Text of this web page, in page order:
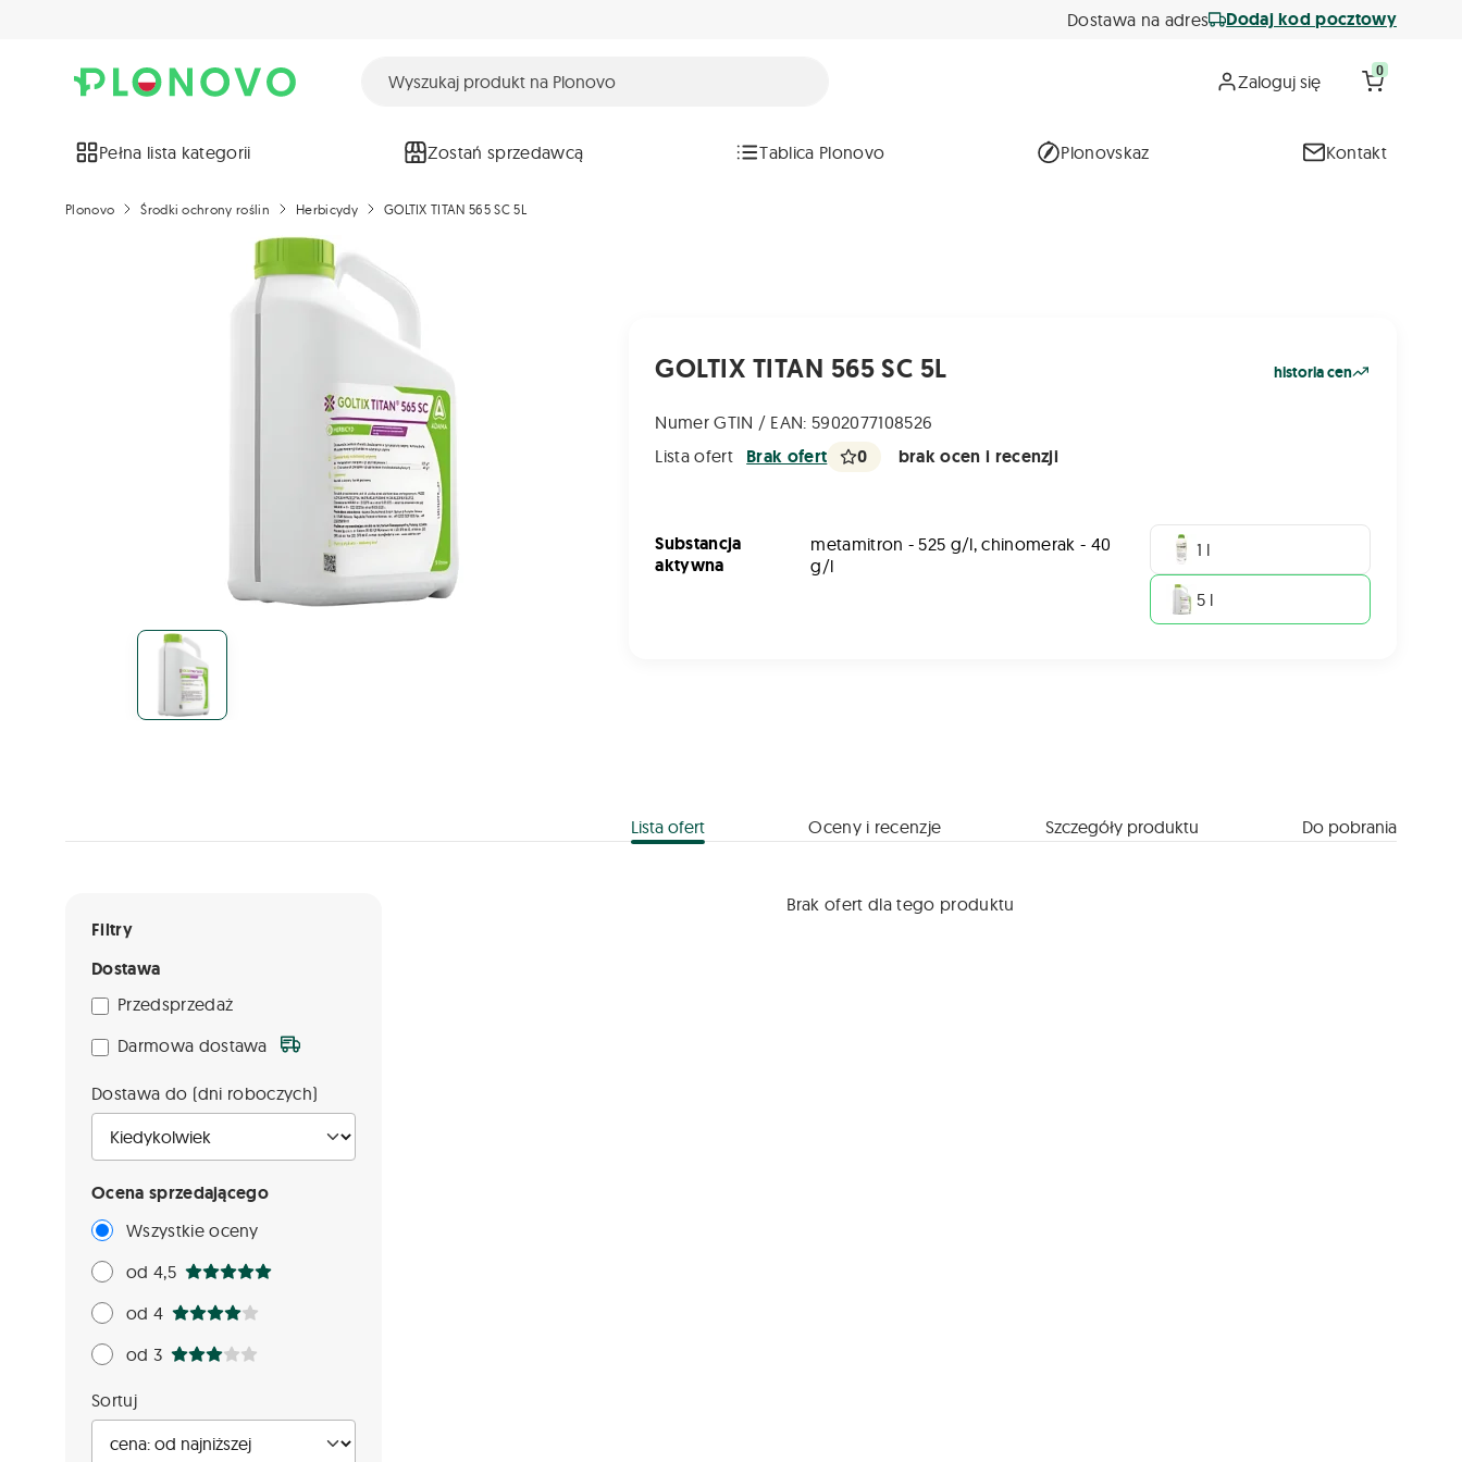
Dostawa na adres Dodaj kod pocztowy
Zaloguj się 0
Pełna lista kategorii Zostań sprzedawcą Tablica Plonovo Plonovskaz Kontakt
Plonovo Środki ochrony roślin Herbicydy GOLTIX TITAN 565 SC 5L
GOLTIX TITAN 565 SC 5L
Numer GTIN / EAN: 5902077108526
historia cen
Lista ofert Brak ofert 0 brak ocen i recenzji
Substancja
aktywna
metamitron - 525 g/l, chinomerak - 40
g/l
1 l
5 l
Lista ofert Oceny i recenzje Szczegóły produktu Do pobrania
Filtry
Dostawa
Przedsprzedaż
Darmowa dostawa
Dostawa do (dni roboczych)
Ocena sprzedającego
Wszystkie oceny
od 4,5
od 4
od 3
Sortuj
Brak ofert dla tego produktu